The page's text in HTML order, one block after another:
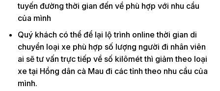
tuyến đường thời gian đến về phù hợp với nhu cầu
của mình
Quý khách có thể để lại lộ trình online thời gian di
chuyển loại xe phù hợp số lượng người đi nhân viên
ai sẽ tư vấn trực tiếp về số kilômét thì giảm theo loại
xe tại Hồng dân cà Mau đi các tỉnh theo nhu cầu của
mình.